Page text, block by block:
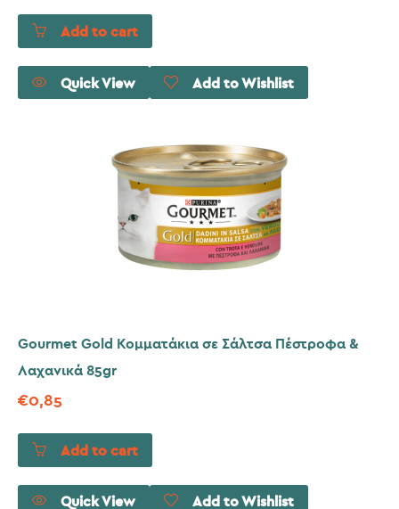
Add to cart
Quick View Add to Wishlist
Gourmet Gold Κομματάκια σε Σάλτσα Πέστροφα &
Λαχανικά 85gr
€0,85
Add to cart
Quick View Add to Wishlist